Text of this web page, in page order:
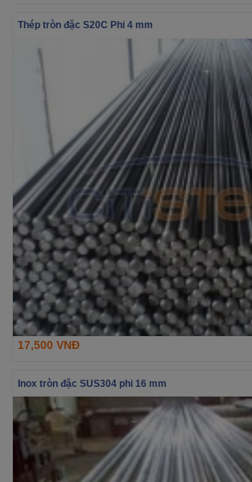
Thép tròn đặc S20C Phi 4 mm
17,500 VNĐ
Inox tròn đặc SUS304 phi 16 mm